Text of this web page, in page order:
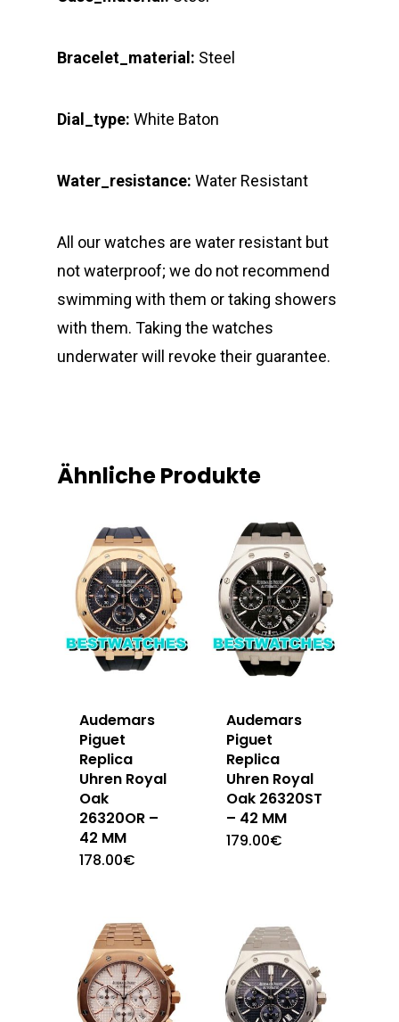
Bracelet_material: Steel
Dial_type: White Baton
Water_resistance: Water Resistant
All our watches are water resistant but
not waterproof; we do not recommend
swimming with them or taking showers
with them. Taking the watches
underwater will revoke their guarantee.
Ähnliche Produkte
Audemars
Piguet
Replica
Uhren Royal
Oak
26320OR –
42 MM
178.00€
Audemars
Piguet
Replica
Uhren Royal
Oak 26320ST
– 42 MM
179.00€